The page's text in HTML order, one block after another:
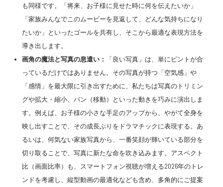
も同様です。「将来、お子様に見せた時に何を伝えたいか」
「家族みんなでこのムービーを見返して、どんな気持ちになり
たいか」といったゴールを共有し、そこから最適な表現方法を
導き出します。
画角の魔法と写真の息遣い：
「良い写真」は、単にピントが合
っているだけではありません。その写真が持つ「空気感」や
「感情」を最大限に引き出すために、私たちは写真のトリミン
グや拡大・縮小、パン（移動）といった動きを巧みに演出しま
す。例えば、お子様の小さな手足のアップから、やがて全身を
映し出すことで、その成長ぶりをドラマチックに表現する。あ
るいは、何気ない家族写真から、一番笑顔が輝いている部分を
切り取ることで、写真に新たな命を吹き込みます。アスペクト
比（画面比率）も、スマートフォン視聴が増える2026年のトレ
ンドを考慮し、縦型動画の最適化なども含め、多角的にご提案